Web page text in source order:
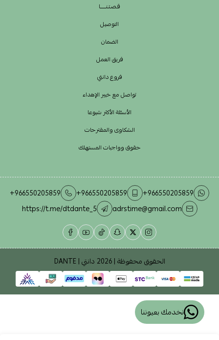
قـصـتـنــــــا
التوصيل
الضمان
فريق العمل
فروع دانتي
تواصل مع خبير الإهداء
الأسئلة الأكثر شيوعا
الشكاوى والمقترحات
حقوق وواجبات المستهلك
+966550205859
+966550205859
+966550205859
adrstime@gmail.com
https://t.me/dtdante_5
الحقوق محفوظة | 2026 دانتي | DANTE
نخدمك بعيوننا